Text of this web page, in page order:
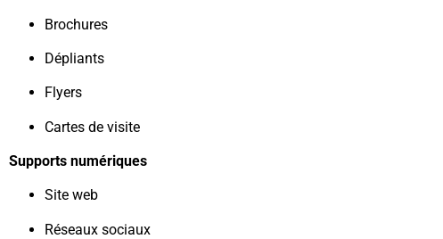
Brochures
Dépliants
Flyers
Cartes de visite
Supports numériques
Site web
Réseaux sociaux